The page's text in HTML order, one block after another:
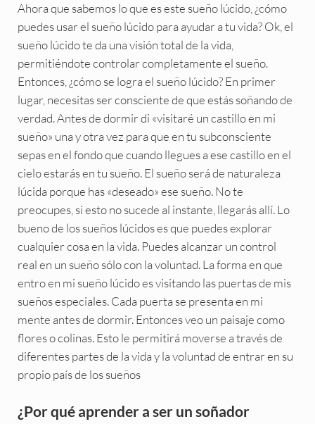
Ahora que sabemos lo que es este sueño lúcido, ¿cómo
puedes usar el sueño lúcido para ayudar a tu vida? Ok, el
sueño lúcido te da una visión total de la vida,
permitiéndote controlar completamente el sueño.
Entonces, ¿cómo se logra el sueño lúcido? En primer
lugar, necesitas ser consciente de que estás soñando de
verdad. Antes de dormir di «visitaré un castillo en mi
sueño» una y otra vez para que en tu subconsciente
sepas en el fondo que cuando llegues a ese castillo en el
cielo estarás en tu sueño. El sueño será de naturaleza
lúcida porque has «deseado» ese sueño. No te
preocupes, si esto no sucede al instante, llegarás allí. Lo
bueno de los sueños lúcidos es que puedes explorar
cualquier cosa en la vida. Puedes alcanzar un control
real en un sueño sólo con la voluntad. La forma en que
entro en mi sueño lúcido es visitando las puertas de mis
sueños especiales. Cada puerta se presenta en mi
mente antes de dormir. Entonces veo un paisaje como
flores o colinas. Esto le permitirá moverse a través de
diferentes partes de la vida y la voluntad de entrar en su
propio país de los sueños
¿Por qué aprender a ser un soñador